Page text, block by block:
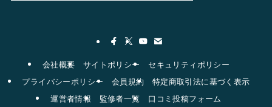
会社概要 サイトポリシー
セキュリティポリシー
プライバシーポリシー
会員規約
特定商取引法に基づく表示
運営者情報
監修者一覧 口コミ投稿フォーム